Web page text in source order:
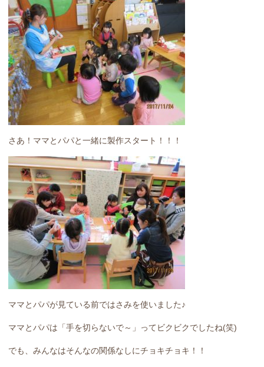
さあ！ママとパパと一緒に製作スタート！！！
ママとパパが見ている前ではさみを使いました♪
ママとパパは「手を切らないで～」ってビクビクでしたね(笑)
でも、みんなはそんなの関係なしにチョキチョキ！！